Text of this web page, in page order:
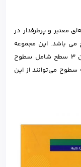
معتبر و پرطرفدار در
می‌باشد که شامل 3 سطح می باشد. این مجموعه
مفید توسط موسسه آکسفورد منتشر شده. این 3 سطح شامل سطوح
سطوح می‌توانند از این